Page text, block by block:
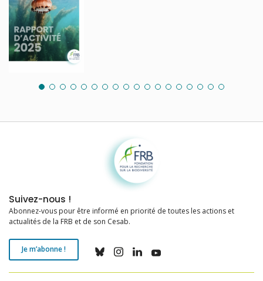
Fondation pour la recherche sur la biodiversité
Suivez-nous !
Abonnez-vous pour être informé en priorité de toutes les actions et
actualités de la FRB et de son Cesab.
Je m’abonne !